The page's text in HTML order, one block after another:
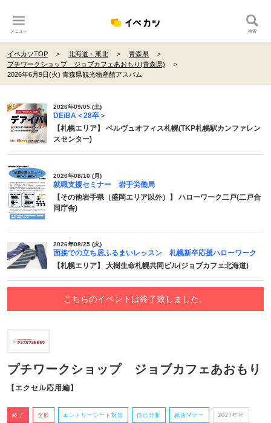
メニュー 検索
イベカツTOP 北海道・東北
青森県
プチワークショップ ジョブカフェあおもり(青森県)
2026年6月9日(火) 青森県観光物産館アスパム
2026年09/05 (土)
DEiBA＜28卒＞
【札幌エリア】 ベルヴュオフィス札幌(TKP札幌駅カンファレン
スセンター)
2026年08/10 (月)
就職支援セミナー 岩手労働局
【その他岩手県（盛岡エリア以外）】 ハローワーク二戸(二戸合
同庁舎)
2026年08/25 (火)
面接での立ち居ふるまいレッスン 札幌新卒応援ハローワーク
【札幌エリア】 大樹生命札幌共同ビル(ジョブカフェ北海道)
こちらのイベントは終了致しました。
プチワークショップ ジョブカフェあおもり
【エクセル応用編】
終了 全般 エントリーシート対策 自己分析 就活マナー 2027年卒